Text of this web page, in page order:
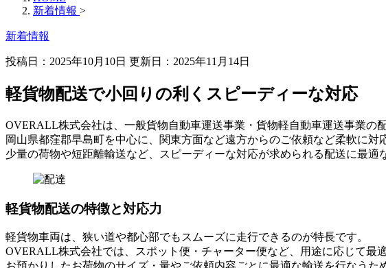
新着情報 >
新着情報
投稿日：2025年10月10日 更新日： 2025年11月14日
軽貨物配送で小回りの利くスピーディーな対応
OVERALL株式会社は、一般貨物自動車運送事業・貨物軽自動車運送事業の
岡山県都窪郡早島町を中心に、関東方面など遠方からのご依頼など柔軟に対
少量の荷物や短距離輸送など、スピーディーな対応が求められる配送に最適
軽貨物配送の特徴と対応力
軽貨物車両は、狭い道や都心部でもスムーズに走行できるのが特長です。
OVERALL株式会社では、スポット便・チャーター便など、用途に応じて最